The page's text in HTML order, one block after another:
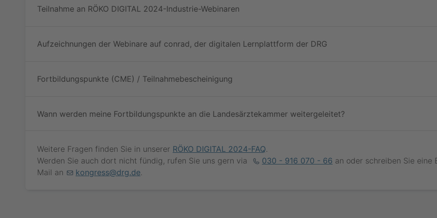
Teilnahme an RÖKO DIGITAL 2024-Industrie-Webinaren
Aufzeichnungen der Webinare auf conrad, der digitalen Lernplattform der DRG
Fortbildungspunkte (CME) / Teilnahmebescheinigung
Wann werden meine Fortbildungspunkte an die Landesärztekammer weitergeleitet?
Weitere Fragen finden Sie in unserer RÖKO DIGITAL 2024-FAQ.
Werden Sie auch dort nicht fündig, rufen Sie uns gern via
030 - 916 070 - 66 an oder schreiben Sie eine
Mail an
kongress@drg.de.